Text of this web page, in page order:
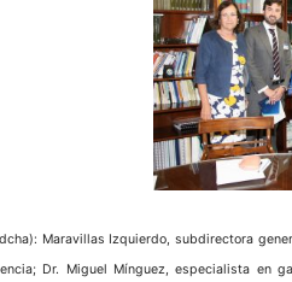
Maravillas Izquierdo, subdirectora
Dr. Miguel Mínguez, especialista en